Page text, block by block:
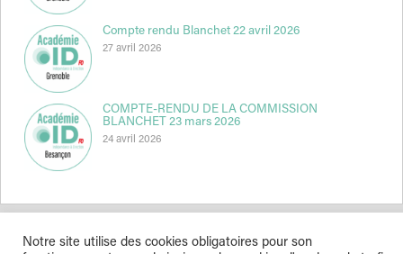
Compte rendu Blanchet 22 avril 2026
27 avril 2026
COMPTE-RENDU DE LA COMMISSION
BLANCHET 23 mars 2026
24 avril 2026
Notre site utilise des cookies obligatoires pour son